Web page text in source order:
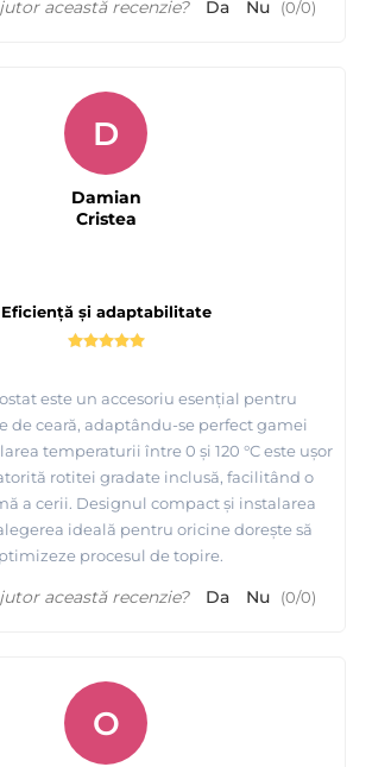
această recenzie? Da Nu (0/0)
Eficiență și adaptabilitate
este un accesoriu esențial pentru
de ceară, adaptându-se perfect gamei
temperaturii între 0 și 120 °C este ușor
rotitei gradate inclusă, facilitând o
a cerii. Designul compact și instalarea
ideală pentru oricine dorește să
procesul de topire.
D
Damian
Cristea
această recenzie? Da Nu (0/0)
O